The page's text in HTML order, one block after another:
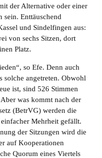
der Alternative oder einer
sein. Enttäuschend
und Sindelfingen aus:
von sechs Sitzen, dort
Platz.
so Efe. Denn auch
solche angetreten. Obwohl
ist, sind 526 Stimmen
was kommt nach der
(BetrVG) werden die
Mehrheit gefällt.
der Sitzungen wird die
auf Kooperationen
Quorum eines Viertels